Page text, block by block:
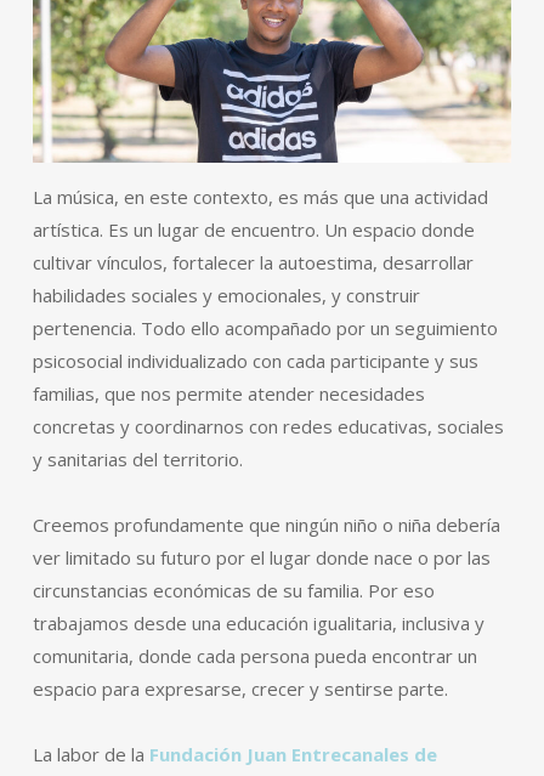
La música, en este contexto, es más que una actividad
artística. Es un lugar de encuentro. Un espacio donde
cultivar vínculos, fortalecer la autoestima, desarrollar
habilidades sociales y emocionales, y construir
pertenencia. Todo ello acompañado por un seguimiento
psicosocial individualizado con cada participante y sus
familias, que nos permite atender necesidades
concretas y coordinarnos con redes educativas, sociales
y sanitarias del territorio.
Creemos profundamente que ningún niño o niña debería
ver limitado su futuro por el lugar donde nace o por las
circunstancias económicas de su familia. Por eso
trabajamos desde una educación igualitaria, inclusiva y
comunitaria, donde cada persona pueda encontrar un
espacio para expresarse, crecer y sentirse parte.
La labor de la Fundación Juan Entrecanales de